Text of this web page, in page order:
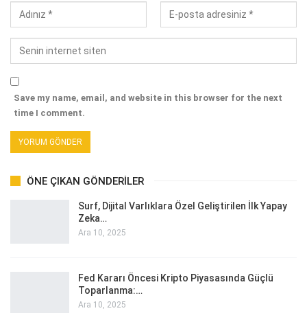
Save my name, email, and website in this browser for the next
time I comment.
ÖNE ÇIKAN GÖNDERILER
Surf, Dijital Varlıklara Özel Geliştirilen İlk Yapay
Zeka…
Ara 10, 2025
Fed Kararı Öncesi Kripto Piyasasında Güçlü
Toparlanma:…
Ara 10, 2025